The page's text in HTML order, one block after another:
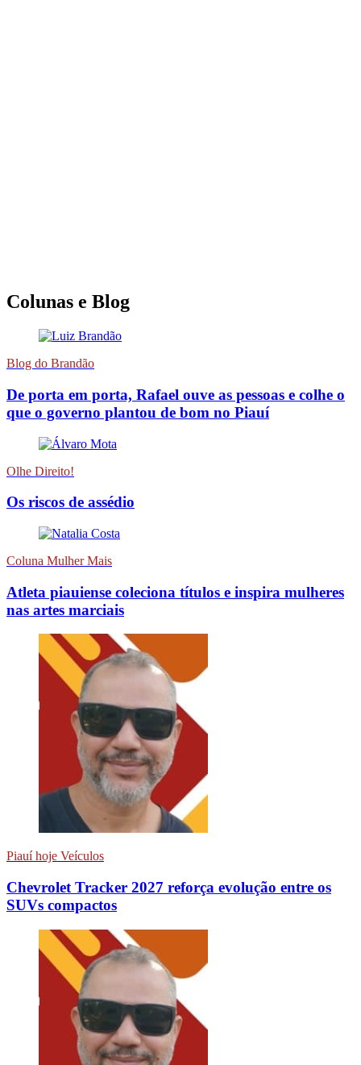
Colunas e Blog
Blog do Brandão
De porta em porta, Rafael ouve as pessoas e colhe o
que o governo plantou de bom no Piauí
Olhe Direito!
Os riscos de assédio
Coluna Mulher Mais
Atleta piauiense coleciona títulos e inspira mulheres
nas artes marciais
Piauí hoje Veículos
Chevrolet Tracker 2027 reforça evolução entre os
SUVs compactos